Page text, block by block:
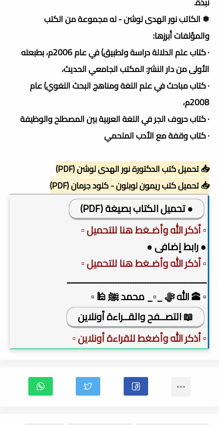
❅ الكاتب نور الهدى لوشن - له مجموعة من الكتب
والمؤلفات أبرزها:
· كتاب علم الدلالة دراسة وتطبيق) في عام 2006م، بطبعته
الأولى من دار النشر: المكتب الجامعي الحديث،
· كتاب مباحث في علم اللغة ومناهج البحث اللغوي) عام
2008م،
· كتاب حروف الجر في اللغة العربية بين المصطلح والوظيفة
· كتاب وقفة مع الأدب الملحمي
📥 تحميل كتب الدكتورة نور الهدى لوشن (PDF)
📥 تحميل كتب ريمون لوبلون - كلود جرمان (PDF)
● تحميل الكتاب بصيغة (PDF)
▫️ أذكر الله وأضـغط هنا للتحميل ▫️
● رابط إضافى ●
▫️ أذكر الله وأضـغط هنا للتحميل ▫️
ـــــــــــــــــــــــــــــــــــــــــــــــــــــــــ
▫️ 🕋 الله ﷻ _▫️_ محمد ﷺ 🕌 ▫️
📖 التصــفح والقــراءة أونلاين
▫️ أذكر الله وأضغط للقراءة أونلاين ▫️